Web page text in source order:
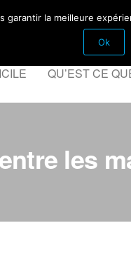
à
QU’EST CE
les
garantir la meilleure
Ok